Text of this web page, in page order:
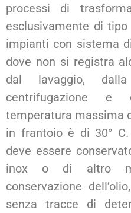
processi di
esclusivamente di
impianti con sistema
dove non si registra
dal lavaggio, dalla
centrifugazione e
temperatura massima
in frantoio è di 30° C.
deve essere
inox o di altro
conservazione
senza tracce di